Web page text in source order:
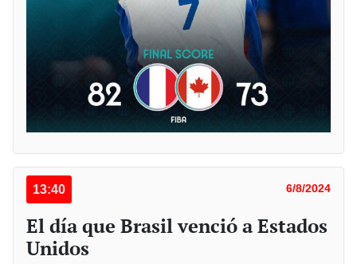
13:40 6/8/2024
El día que Brasil venció a Estados
Unidos